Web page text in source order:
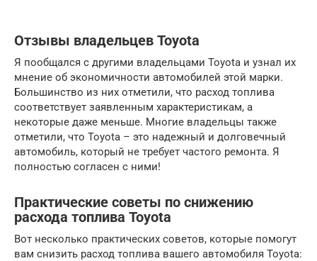
Отзывы владельцев Toyota
Я пообщался с другими владельцами Toyota и узнал их
мнение об экономичности автомобилей этой марки.
Большинство из них отметили, что расход топлива
соответствует заявленным характеристикам, а
некоторые даже меньше. Многие владельцы также
отметили, что Toyota – это надежный и долговечный
автомобиль, который не требует частого ремонта. Я
полностью согласен с ними!
Практические советы по снижению
расхода топлива Toyota
Вот несколько практических советов, которые помогут
вам снизить расход топлива вашего автомобиля Toyota: